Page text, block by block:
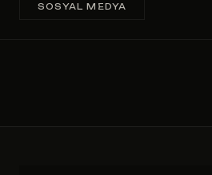
SOSYAL MEDYA